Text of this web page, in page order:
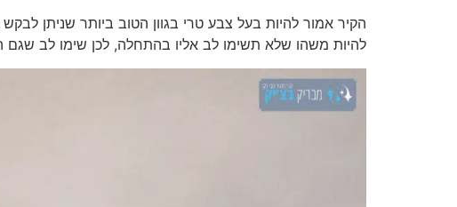
הקיר אמור להיות בעל צבע טרי בגוון הטוב ביותר שניתן
להיות משהו שלא תשימו לב אליו בהתחלה, לכן שימו לב שגם